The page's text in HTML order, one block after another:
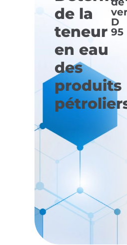
de la
teneur
en eau
des
produits
D
95